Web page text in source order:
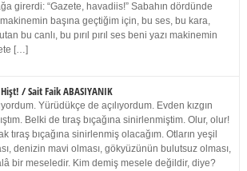
girerdi: “Gazete, havadiis!” Sabahın dördünde
makinemin başına geçtiğim için, bu ses, bu kara,
bu canlı, bu pırıl pırıl ses beni yazı makinemin
[…]
/ Sait Faik ABASIYANIK
Yürüdükçe de açılıyordum. Evden kızgın
Belki de tıraş bıçağına sinirlenmiştim. Olur, olur!
tıraş bıçağına sinirlenmiş olacağım. Otların yeşil
denizin mavi olması, gökyüzünün bulutsuz olması,
bir meseledir. Kim demiş mesele değildir, diye?